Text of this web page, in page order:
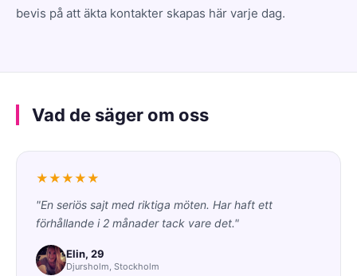
bevis på att äkta kontakter skapas här varje dag.
Vad de säger om oss
★★★★★
"En seriös sajt med riktiga möten. Har haft ett
förhållande i 2 månader tack vare det."
Elin, 29
Djursholm, Stockholm